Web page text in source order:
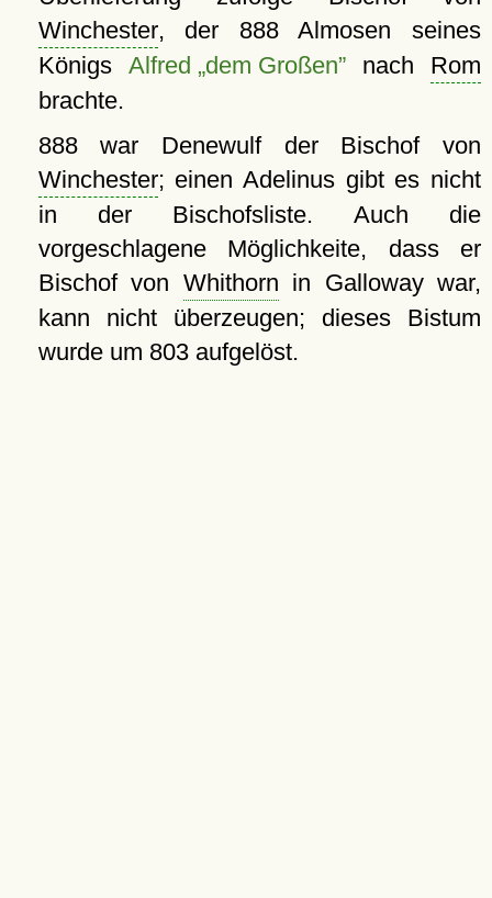
Winchester, der 888 Almosen seines
Königs Alfred „dem Großen”nach Rom
brachte.
888 war Denewulf der Bischof von
Winchester; einen Adelinus gibt es nicht
in der Bischofsliste. Auch die
vorgeschlagene Möglichkeite, dass er
Bischof von Whithorn in Galloway war,
kann nicht überzeugen; dieses Bistum
wurde um 803 aufgelöst.